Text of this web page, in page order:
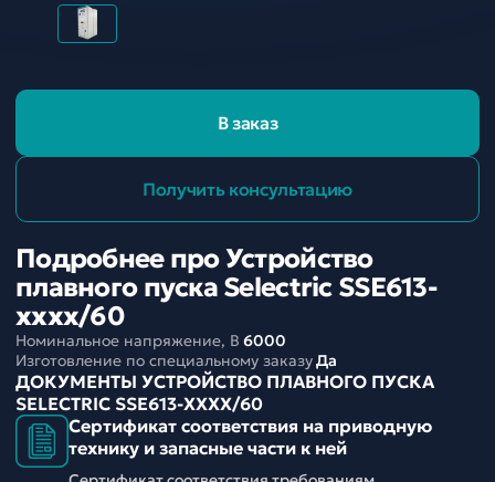
В заказ
Получить консультацию
Подробнее про Устройство
плавного пуска Selectric SSE613-
хххх/60
Номинальное напряжение, В 6000
Изготовление по специальному заказуДа
ДОКУМЕНТЫ УСТРОЙСТВО ПЛАВНОГО ПУСКА
SELECTRIC SSE613-ХХХХ/60
Сертификат соответствия на приводную
технику и запасные части к ней